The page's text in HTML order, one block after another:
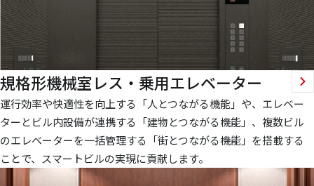
規格形機械室レス・乗用エレベーター
運行効率や快適性を向上する「人とつながる機能」や、エレベー
ターとビル内設備が連携する「建物とつながる機能」、複数ビル
のエレベーターを一括管理する「街とつながる機能」を搭載する
ことで、スマートビルの実現に貢献します。